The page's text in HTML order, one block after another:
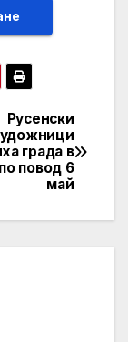
Русенски
града в
повод 6
май